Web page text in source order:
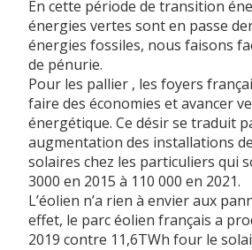
E n cette période de transition
énergies vertes sont en passe
énergies fossiles, nous faisons
de pénurie.
Pour les pallier , les foyers
faire des économies et avancer
énergétique. Ce désir se traduit
augmentation des installations
solaires chez les particuliers qui
3000 en 2015 à 110 000 en 2021.
L’éolien n’a rien à envier aux
effet, le parc éolien français a
2019 contre 11,6TWh four le